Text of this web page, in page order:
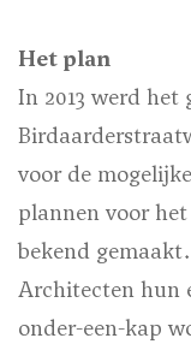
Het plan
In 2013 werd het
voor de
plannen voor
bekend
Architecten hun
onder-een-kap